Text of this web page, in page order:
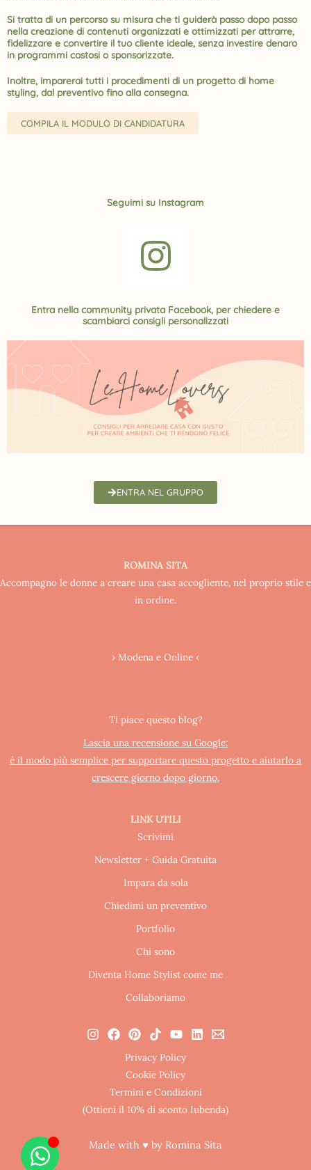
Si tratta di un percorso su misura che ti guiderà passo dopo passo
nella creazione di contenuti organizzati e ottimizzati per attrarre,
fidelizzare e convertire il tuo cliente ideale, senza investire denaro
in programmi costosi o sponsorizzate.
Inoltre, imparerai tutti i procedimenti di un progetto di home
styling, dal preventivo fino alla consegna.
COMPILA IL MODULO DI CANDIDATURA
Seguimi su Instagram
I
n
s
t
a
g
r
a
m
Entra nella community privata Facebook, per chiedere e
scambiarci consigli personalizzati
ENTRA NEL GRUPPO
ROMINA SITA
Accompagno le donne a creare una casa accogliente, nel proprio stile e
in ordine.
› Modena e Online ‹
Ti piace questo blog?
Lascia una recensione su Google:
è il modo più semplice per supportare questo progetto e aiutarlo a
crescere giorno dopo giorno.
LINK UTILI
Scrivimi
Newsletter + Guida Gratuita
Impara da sola
Chiedimi un preventivo
Portfolio
Chi sono
Diventa Home Stylist come me
Collaboriamo
Privacy Policy
Cookie Policy
Termini e Condizioni
(Ottieni il 10% di sconto Iubenda)
Made with ♥ by Romina Sita